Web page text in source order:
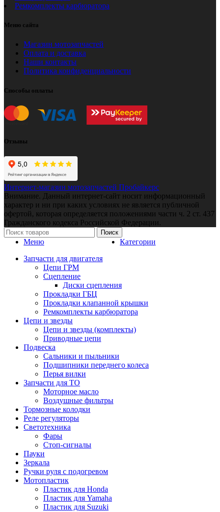
Ремкомплекты карбюратора
Меню сайта
Магазин мотозапчастей
Оплата и доставка
Наши контакты
Политика конфиденциальности
Способы оплаты
Отзывы
Интернет-магазин мотозапчастей Пробайкерс
Внимание. Данный интернет-сайт носит информационный
характер и ни при каких условиях не является публичной
офертой, которая определяется положениями части ч. 2 ст. 437
Гражданского кодекса Российской Федерации.
Поиск
Меню
Категории
Запчасти для двигателя
Цепи ГРМ
Сцепление
Диски сцепления
Прокладки ГБЦ
Прокладки клапанной крышки
Ремкомплекты карбюратора
Цепи и звезды
Цепи и звезды (комплекты)
Приводные цепи
Подвеска
Сальники и пыльники
Подшипники переднего колеса
Перья вилки
Запчасти для ТО
Моторное масло
Воздушные фильтры
Тормозные колодки
Реле регуляторы
Cветотехника
Фары
Стоп-сигналы
Пауки
Зеркала
Ручки руля с подогревом
Мотопластик
Пластик для Honda
Пластик для Yamaha
Пластик для Suzuki